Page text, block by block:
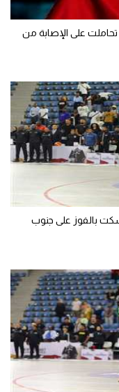
على الإصابة من
بالفوز على جنوب